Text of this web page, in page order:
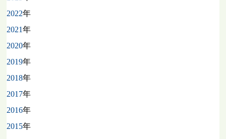
2022年
2021年
2020年
2019年
2018年
2017年
2016年
2015年